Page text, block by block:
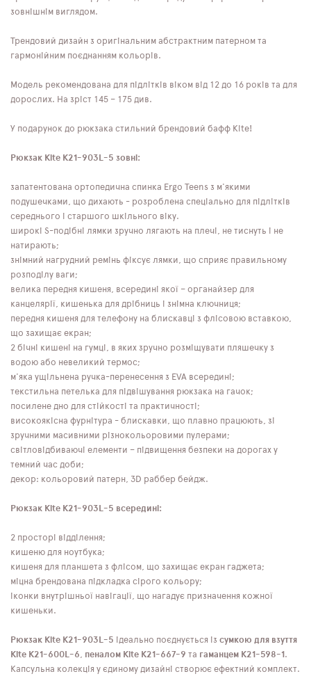
зовнішнім виглядом.
Трендовий дизайн з оригінальним абстрактним патерном та
гармонійним поєднанням кольорів.
Модель рекомендована для підлітків віком від 12 до 16 років та для
дорослих. На зріст 145 – 175 див.
У подарунок до рюкзака стильний брендовий бафф Kite!
Рюкзак Kite K21-903L-5 зовні:
запатентована ортопедична спинка Ergo Teens з м'якими
подушечками, що дихають - розроблена спеціально для підлітків
середнього і старшого шкільного віку.
широкі S-подібні лямки зручно лягають на плечі, не тиснуть і не
натирають;
знімний нагрудний ремінь фіксує лямки, що сприяє правильному
розподілу ваги;
велика передня кишеня, всередині якої – органайзер для
канцелярії, кишенька для дрібниць і знімна ключниця;
передня кишеня для телефону на блискавці з флісовою вставкою,
що захищає екран;
2 бічні кишені на гумці, в яких зручно розміщувати пляшечку з
водою або невеликий термос;
м'яка ущільнена ручка-перенесення з EVA всередині;
текстильна петелька для підвішування рюкзака на гачок;
посилене дно для стійкості та практичності;
високоякісна фурнітура - блискавки, що плавно працюють, зі
зручними масивними різнокольоровими пулерами;
світловідбиваючі елементи – підвищення безпеки на дорогах у
темний час доби;
декор: кольоровий патерн, 3D раббер бейдж.
Рюкзак Kite K21-903L-5 всередині:
2 просторі відділення;
кишеню для ноутбука;
кишеня для планшета з флісом, що захищає екран гаджета;
міцна брендована підкладка сірого кольору;
іконки внутрішньої навігації, що нагадує призначення кожної
кишеньки.
Рюкзак Kite K21-903L-5 ідеально поєднується із сумкою для взуття
Kite K21-600L-6
пеналом Kite K21-667-9 та гаманцем К21-598-1 .
Капсульна колекція у єдиному дизайні створює ефектний комплект.